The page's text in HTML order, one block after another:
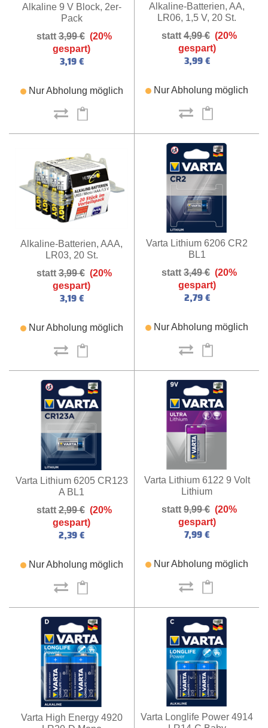
Alkaline 9 V Block, 2er-
Pack
3,99 € (20%
gespart)
3,19 €
Nur Abholung möglich
Alkaline-Batterien, AA,
LR06, 1,5 V, 20 St.
4,99 € (20%
gespart)
3,99 €
Nur Abholung möglich
Alkaline-Batterien, AAA,
LR03, 20 St.
3,99 € (20%
gespart)
3,19 €
Nur Abholung möglich
Varta Lithium 6206 CR2
BL1
3,49 € (20%
gespart)
2,79 €
Nur Abholung möglich
Varta Lithium 6205 CR123
A BL1
2,99 € (20%
gespart)
2,39 €
Nur Abholung möglich
Varta Lithium 6122 9 Volt
Lithium
9,99 € (20%
gespart)
7,99 €
Nur Abholung möglich
Varta High Energy 4920
Varta Longlife Power 4914